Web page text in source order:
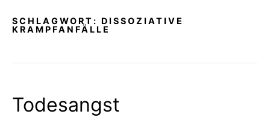
SCHLAGWORT: DISSOZIATIVE
KRAMPFANFÄLLE
Todesangst